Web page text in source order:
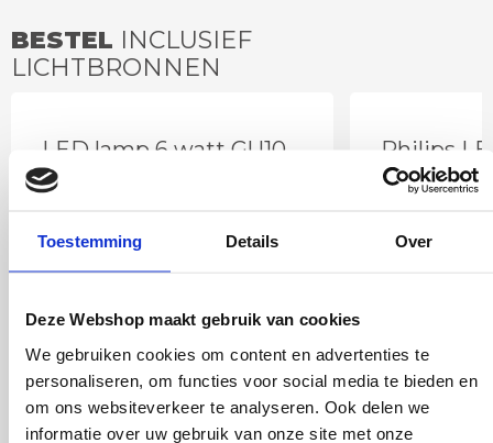
Toestemming Details Over
Deze Webshop maakt gebruik van cookies
We gebruiken cookies om content en advertenties te
personaliseren, om functies voor social media te bieden en
om ons websiteverkeer te analyseren. Ook delen we
informatie over uw gebruik van onze site met onze
BESTEL INCLUSIEF
LICHTBRONNEN
LED lamp 6 watt GU10
spot DImtone
Philips
2700